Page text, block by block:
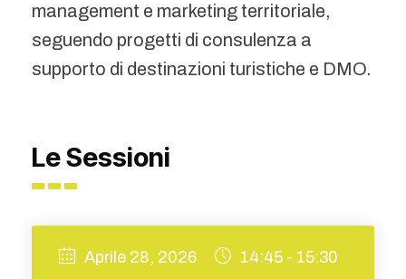
management e marketing territoriale,
seguendo progetti di consulenza a
supporto di destinazioni turistiche e DMO.
Le Sessioni
Aprile 28, 2026 14:45 - 15:30